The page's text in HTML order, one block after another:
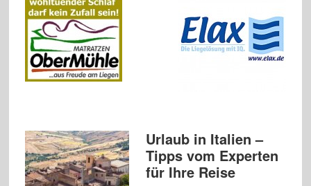
Urlaub in Italien –
Tipps vom Experten
für Ihre Reise